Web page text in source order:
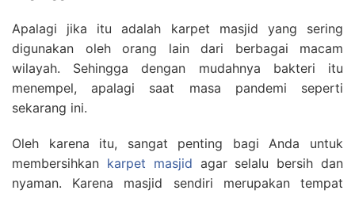
Apalagi jika itu adalah karpet masjid yang sering
digunakan oleh orang lain dari berbagai macam
wilayah. Sehingga dengan mudahnya bakteri itu
menempel, apalagi saat masa pandemi seperti
sekarang ini.
Oleh karena itu, sangat penting bagi Anda untuk
membersihkan karpet masjid agar selalu bersih dan
nyaman. Karena masjid sendiri merupakan tempat